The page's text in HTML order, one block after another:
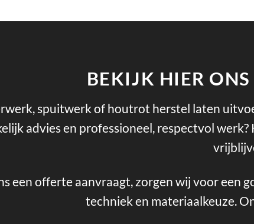
BEKIJK HIER
spuitwerk of houtrot herstel laten
advies en professioneel, respectvol
een offerte aanvraagt, zorgen wij voor een
techniek en materiaalkeuze.